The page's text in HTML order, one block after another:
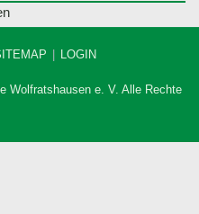
LOGIN
Wolfratshausen e. V. Alle Rechte